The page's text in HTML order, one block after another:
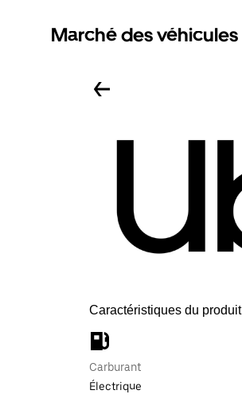
Marché des véhicules
Caractéristiques du produit
Carburant
Électrique